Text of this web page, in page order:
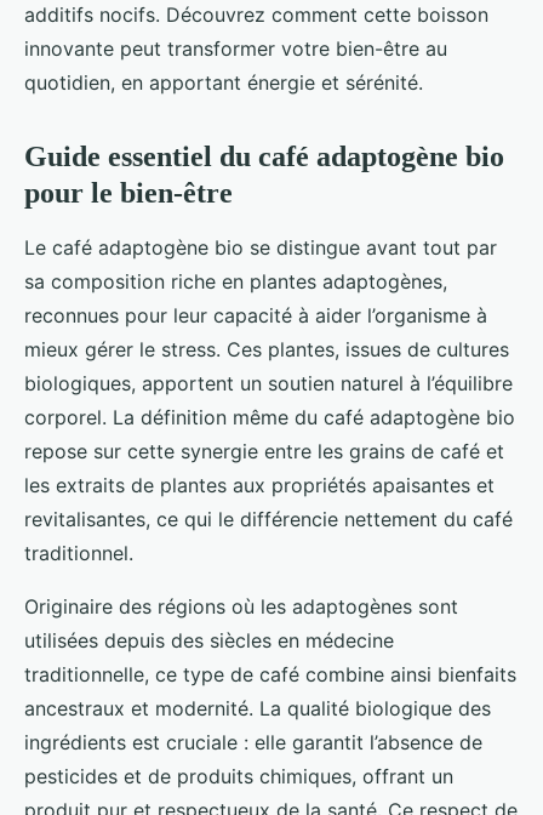
additifs nocifs. Découvrez comment cette boisson
innovante peut transformer votre bien-être au
quotidien, en apportant énergie et sérénité.
Guide essentiel du café adaptogène bio
pour le bien-être
Le café adaptogène bio se distingue avant tout par
sa composition riche en plantes adaptogènes,
reconnues pour leur capacité à aider l’organisme à
mieux gérer le stress. Ces plantes, issues de cultures
biologiques, apportent un soutien naturel à l’équilibre
corporel. La définition même du café adaptogène bio
repose sur cette synergie entre les grains de café et
les extraits de plantes aux propriétés apaisantes et
revitalisantes, ce qui le différencie nettement du café
traditionnel.
Originaire des régions où les adaptogènes sont
utilisées depuis des siècles en médecine
traditionnelle, ce type de café combine ainsi bienfaits
ancestraux et modernité. La qualité biologique des
ingrédients est cruciale : elle garantit l’absence de
pesticides et de produits chimiques, offrant un
produit pur et respectueux de la santé. Ce respect de